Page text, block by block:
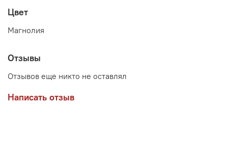
Цвет
Магнолия
Отзывы
Отзывов еще никто не оставлял
Написать отзыв